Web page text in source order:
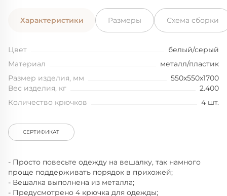
Характеристики Размеры Схема сборки
Цвет
белый/серый
Материал
металл/пластик
Размер изделия, мм
550x550x1700
Вес изделия, кг
2.400
Количество крючков
4 шт.
СЕРТИФИКАТ
- Просто повесьте одежду на вешалку, так намного
проще поддерживать порядок в прихожей;
- Вешалка выполнена из металла;
- Предусмотрено 4 крючка для одежды;